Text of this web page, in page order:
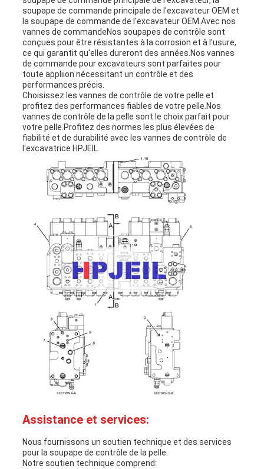
soupape de commande principale de l'excavateur OEM et
la soupape de commande de l'excavateur OEM.Avec nos
vannes de commandeNos soupapes de contrôle sont
conçues pour être résistantes à la corrosion et à l'usure,
ce qui garantit qu'elles dureront des années.Nos vannes
de commande pour excavateurs sont parfaites pour
toute appliion nécessitant un contrôle et des
performances précis.
Choisissez les vannes de contrôle de votre pelle et
profitez des performances fiables de votre pelle.Nos
vannes de contrôle de la pelle sont le choix parfait pour
votre pelle.Profitez des normes les plus élevées de
fiabilité et de durabilité avec les vannes de contrôle de
l'excavatrice HPJEIL.
Assistance et services:
Nous fournissons un soutien technique et des services
pour la soupape de contrôle de la pelle.
Notre soutien technique comprend: